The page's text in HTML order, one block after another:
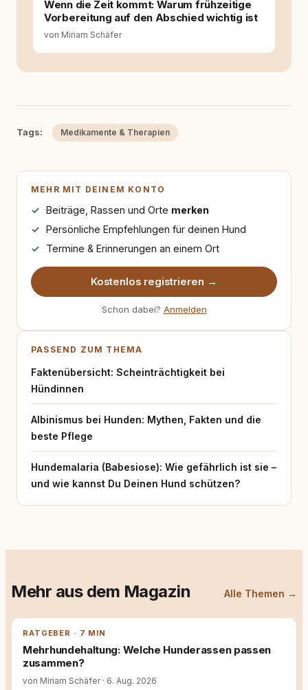
Wenn die Zeit kommt: Warum frühzeitige
Vorbereitung auf den Abschied wichtig ist
von Miriam Schäfer
Tags: Medikamente & Therapien
MEHR MIT DEINEM KONTO
Beiträge, Rassen und Orte merken
Persönliche Empfehlungen für deinen Hund
Termine & Erinnerungen an einem Ort
Kostenlos registrieren →
Schon dabei? Anmelden
PASSEND ZUM THEMA
Faktenübersicht: Scheinträchtigkeit bei
Hündinnen
Albinismus bei Hunden: Mythen, Fakten und die
beste Pflege
Hundemalaria (Babesiose): Wie gefährlich ist sie –
und wie kannst Du Deinen Hund schützen?
Mehr aus dem Magazin Alle Themen →
RATGEBER · 7 MIN
Mehrhundehaltung: Welche Hunderassen passen
zusammen?
von Miriam Schäfer · 6. Aug. 2026